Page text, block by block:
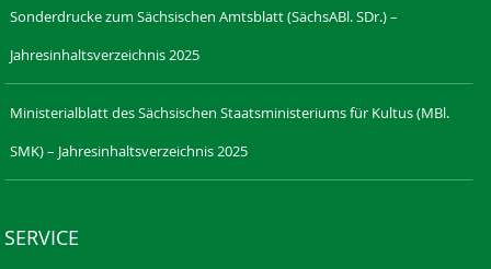
Sonderdrucke zum Sächsischen Amtsblatt (SächsABl. SDr.) –
Jahresinhaltsverzeichnis 2025
Ministerialblatt des Sächsischen Staatsministeriums für Kultus (MBl.
SMK) – Jahresinhaltsverzeichnis 2025
SERVICE